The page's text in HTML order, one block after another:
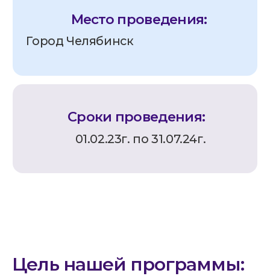
Цель нашей программы: